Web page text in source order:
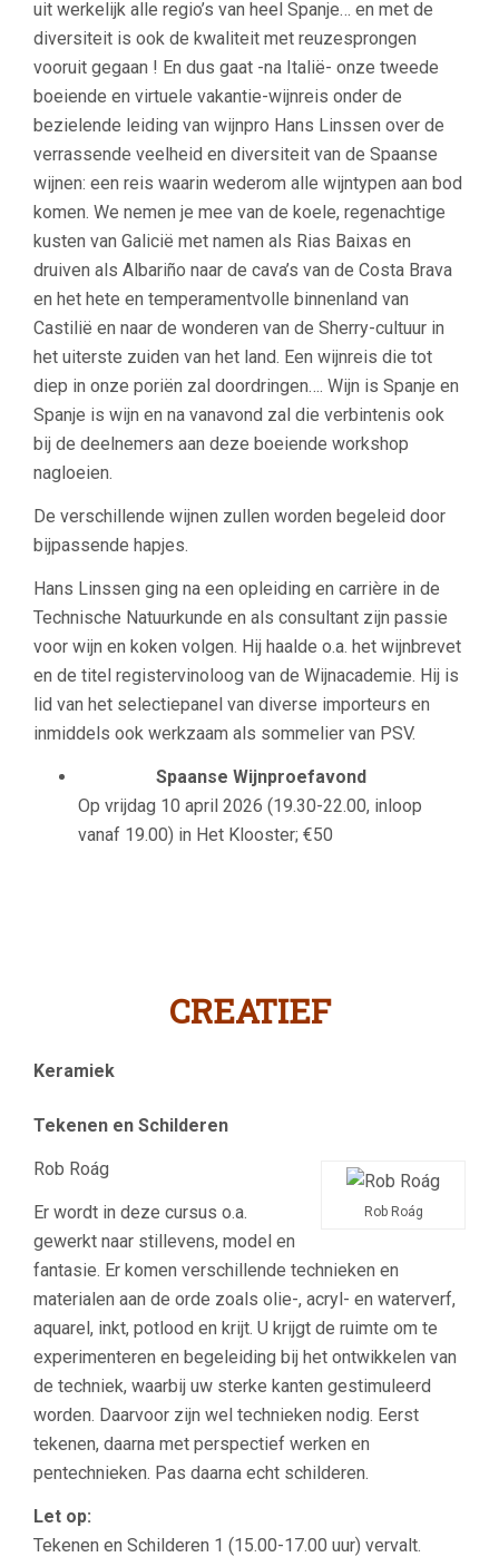
uit werkelijk alle regio’s van heel Spanje… en met de
diversiteit is ook de kwaliteit met reuzesprongen
vooruit gegaan ! En dus gaat -na Italië- onze tweede
boeiende en virtuele vakantie-wijnreis onder de
bezielende leiding van wijnpro Hans Linssen over de
verrassende veelheid en diversiteit van de Spaanse
wijnen: een reis waarin wederom alle wijntypen aan bod
komen. We nemen je mee van de koele, regenachtige
kusten van Galicië met namen als Rias Baixas en
druiven als Albariño naar de cava’s van de Costa Brava
en het hete en temperamentvolle binnenland van
Castilië en naar de wonderen van de Sherry-cultuur in
het uiterste zuiden van het land. Een wijnreis die tot
diep in onze poriën zal doordringen…. Wijn is Spanje en
Spanje is wijn en na vanavond zal die verbintenis ook
bij de deelnemers aan deze boeiende workshop
nagloeien.
De verschillende wijnen zullen worden begeleid door
bijpassende hapjes.
Hans Linssen ging na een opleiding en carrière in de
Technische Natuurkunde en als consultant zijn passie
voor wijn en koken volgen. Hij haalde o.a. het wijnbrevet
en de titel registervinoloog van de Wijnacademie. Hij is
lid van het selectiepanel van diverse importeurs en
inmiddels ook werkzaam als sommelier van PSV.
Spaanse Wijnproefavond
Op vrijdag 10 april 2026 (19.30-22.00, inloop
vanaf 19.00) in Het Klooster; €50
CREATIEF
Keramiek
Tekenen en Schilderen
Rob Roág
Rob Roág
Er wordt in deze cursus o.a.
gewerkt naar stillevens, model en
fantasie. Er komen verschillende technieken en
materialen aan de orde zoals olie-, acryl- en waterverf,
aquarel, inkt, potlood en krijt. U krijgt de ruimte om te
experimenteren en begeleiding bij het ontwikkelen van
de techniek, waarbij uw sterke kanten gestimuleerd
worden. Daarvoor zijn wel technieken nodig. Eerst
tekenen, daarna met perspectief werken en
pentechnieken. Pas daarna echt schilderen.
Let op:
Tekenen en Schilderen 1 (15.00-17.00 uur) vervalt.